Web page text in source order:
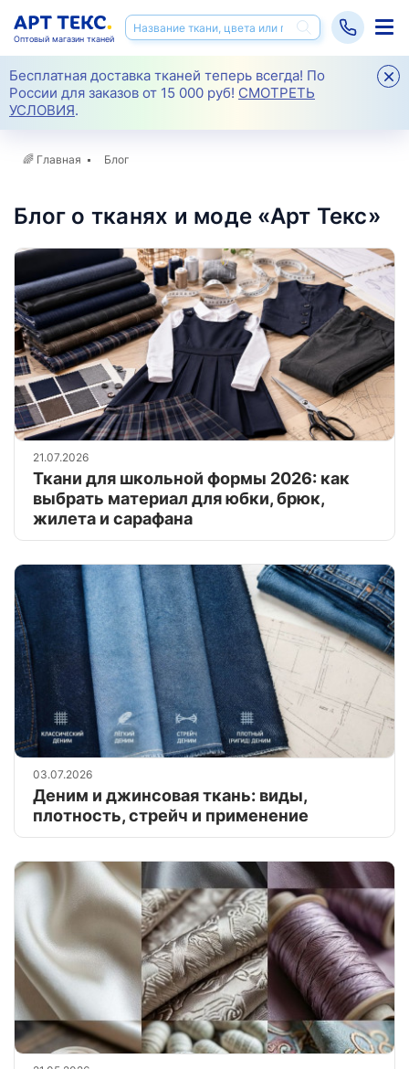
Бесплатная доставка тканей теперь всегда! По
России для заказов от 15 000 руб! СМОТРЕТЬ
УСЛОВИЯ.
Оптовый магазин тканей
🌈 Главная Блог
Блог о тканях и моде «Арт Текс»
21.07.2026
Ткани для школьной формы 2026: как
выбрать материал для юбки, брюк,
жилета и сарафана
03.07.2026
Деним и джинсовая ткань: виды,
плотность, стрейч и применение